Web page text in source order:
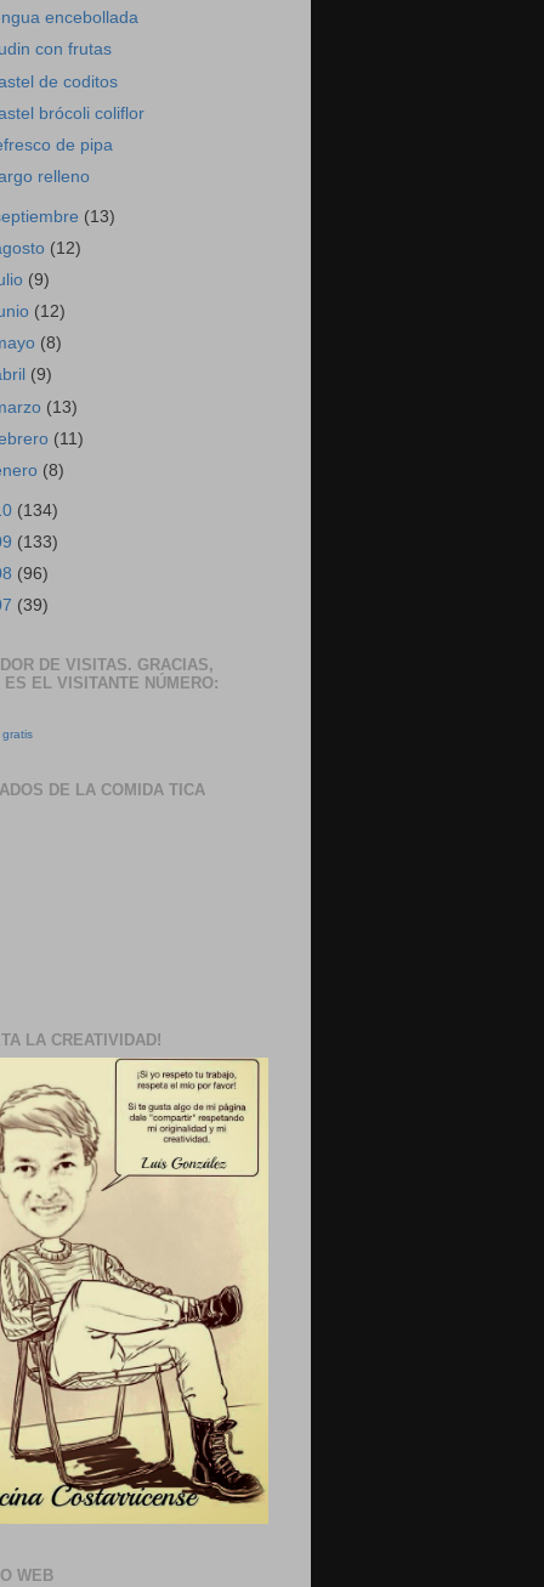
encebollada
con frutas
de coditos
brócoli coliflor
de pipa
relleno
(13)
(12)
(9)
(12)
(8)
(9)
(13)
(11)
(8)
(134)
(133)
(96)
(39)
DE VISITAS. GRACIAS,
ES EL VISITANTE NÚMERO:
DE LA COMIDA TICA
LA CREATIVIDAD!
WEB